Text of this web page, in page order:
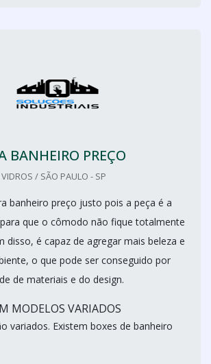
BANHEIRO PREÇO
/ SÃO PAULO - SP
banheiro preço justo pois a peça é a
que o cômodo não fique totalmente
disso, é capaz de agregar mais beleza e
o que pode ser conseguido por
de materiais e do design.
MODELOS VARIADOS
variados. Existem boxes de banheiro